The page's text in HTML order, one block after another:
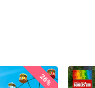
26%